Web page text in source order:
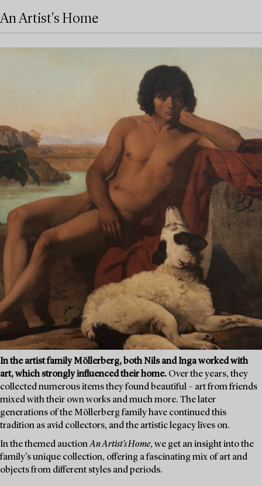
An Artist's Home
In the artist family Möllerberg, both Nils and Inga worked with
art, which strongly influenced their home. Over the years, they
collected numerous items they found beautiful – art from friends
mixed with their own works and much more. The later
generations of the Möllerberg family have continued this
tradition as avid collectors, and the artistic legacy lives on.
In the themed auctionAn Artist's Home, we get an insight into the
family’s unique collection, offering a fascinating mix of art and
objects from different styles and periods.